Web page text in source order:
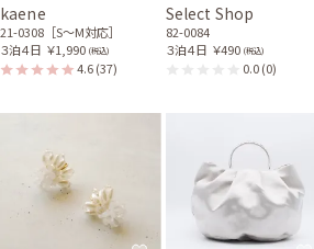
kaene
21-0308［S〜M対応］
３泊４日 ￥1,990 (税込)
4.6(37)
Select Shop
82-0084
３泊４日 ￥490 (税込)
0.0(0)